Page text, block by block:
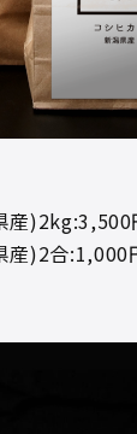
)2kg:3,500
)2合:1,000